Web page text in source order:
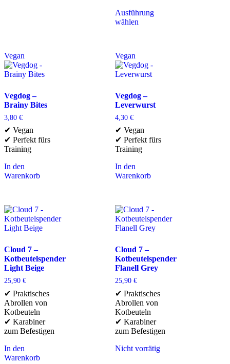
Ausführung
wählen
Vegan
Vegdog –
Brainy Bites
3,80 €
✔ Vegan
✔ Perfekt fürs
Training
In den
Warenkorb
Vegan
Vegdog –
Leverwurst
4,30 €
✔ Vegan
✔ Perfekt fürs
Training
In den
Warenkorb
Cloud 7 –
Kotbeutelspender
Light Beige
25,90 €
✔ Praktisches
Abrollen von
Kotbeuteln
✔ Karabiner
zum Befestigen
In den
Warenkorb
Cloud 7 –
Kotbeutelspender
Flanell Grey
25,90 €
✔ Praktisches
Abrollen von
Kotbeuteln
✔ Karabiner
zum Befestigen
Nicht vorrätig